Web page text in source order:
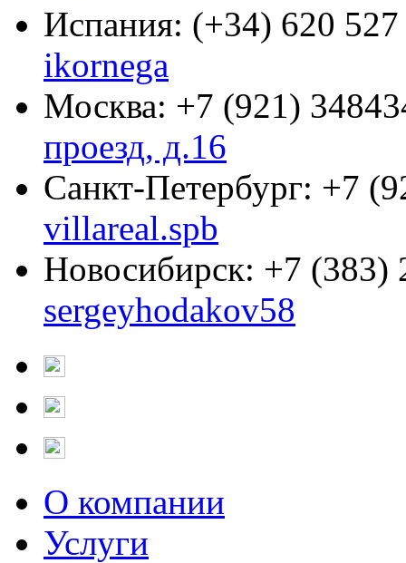
Испания: (+34) 620
ikornega
Москва: +7 (921)
проезд, д.16
Санкт-Петербург: +7
villareal.spb
Новосибирск: +7 (383)
sergeyhodakov58
О компании
Услуги